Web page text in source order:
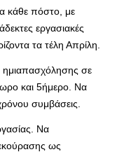
κάθε πόστο, με
εργασιακές
τα τέλη Απρίλη.
ημιαπασχόλησης σε
και 5ήμερο. Να
συμβάσεις.
Να
ως